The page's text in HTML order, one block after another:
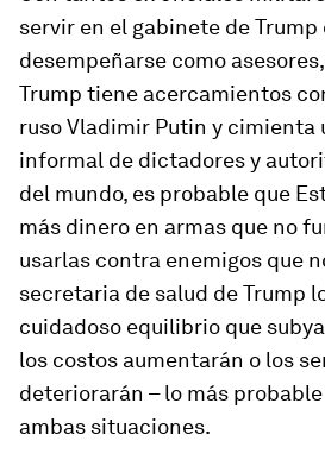
servir en el gabinete de Trump
desempeñarse como
Trump tiene acercamientos
ruso Vladimir Putin y cimienta
informal de dictadores y
del mundo, es probable que
más dinero en armas que no
usarlas contra enemigos que
secretaria de salud de Trump
cuidadoso equilibrio que
los costos aumentarán o los
deteriorarán – lo más
ambas situaciones.